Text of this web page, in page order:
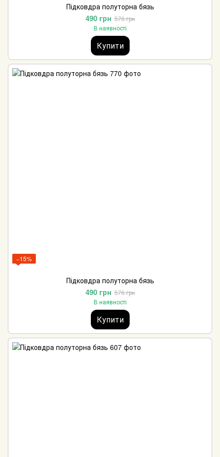
Підковдра полуторна бязь
490 грн 576 грн
В наявності
Купити
−15%
Підковдра полуторна бязь
490 грн 576 грн
В наявності
Купити